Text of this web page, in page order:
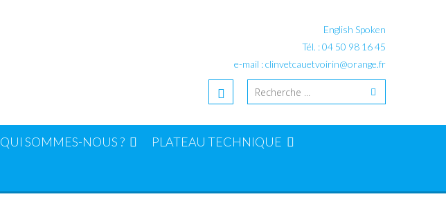
English Spoken
Tél. : 04 50 98 16 45
e-mail : clinvetcauetvoirin@orange.fr
QUI SOMMES-NOUS ? PLATEAU TECHNIQUE